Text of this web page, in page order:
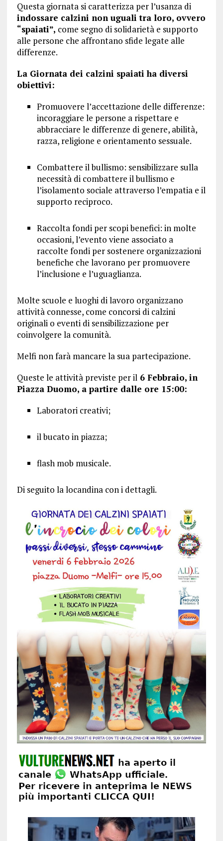
Questa giornata si caratterizza per l’usanza di
indossare calzini non uguali tra loro, ovvero
“spaiati”, come segno di solidarietà e supporto
alle persone che affrontano sfide legate alle
differenze.
La Giornata dei calzini spaiati ha diversi
obiettivi:
Promuovere l’accettazione delle differenze:
incoraggiare le persone a rispettare e
abbracciare le differenze di genere, abilità,
razza, religione e orientamento sessuale.
Combattere il bullismo: sensibilizzare sulla
necessità di combattere il bullismo e
l’isolamento sociale attraverso l’empatia e il
supporto reciproco.
Raccolta fondi per scopi benefici: in molte
occasioni, l’evento viene associato a
raccolte fondi per sostenere organizzazioni
benefiche che lavorano per promuovere
l’inclusione e l’uguaglianza.
Molte scuole e luoghi di lavoro organizzano
attività connesse, come concorsi di calzini
originali o eventi di sensibilizzazione per
coinvolgere la comunità.
Melfi non farà mancare la sua partecipazione.
Queste le attività previste per il6 Febbraio, in
Piazza Duomo, a partire dalle ore 15:00:
Laboratori creativi;
il bucato in piazza;
flash mob musicale.
Di seguito la locandina con i dettagli.